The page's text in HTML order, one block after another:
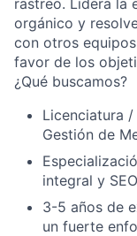
rastreo. Lidera la
orgánico y
con otros
favor de los
¿Qué buscamos?
Licenciatura
Gestión de
integral y
3-5 años de
un fuerte